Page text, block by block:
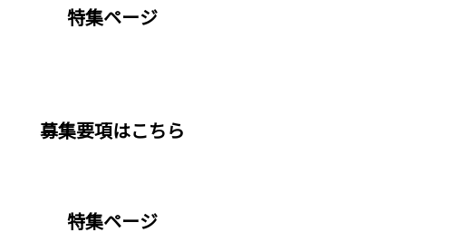
特集ページ
募集要項はこちら
特集ページ